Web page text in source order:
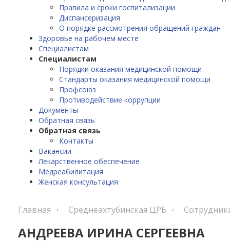
Правила и сроки госпитализации
Диспансеризация
О порядке рассмотрения обращений граждан
Здоровье на рабочем месте
Специалистам
Специалистам
Порядки оказания медицинской помощи
Стандарты оказания медицинской помощи
Профсоюз
Противодействие коррупции
Документы
Обратная связь
Обратная связь
Контакты
Вакансии
Лекарственное обеспечение
Медреабилитация
Женская консультация
Главная Среднеахтубинская ЦРБ
АНДРЕЕВА ИРИНА СЕРГЕЕВНА